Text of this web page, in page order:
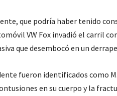
que podría haber tenido
VW Fox invadió el carril
que desembocó en un
fueron identificados como
en su cuerpo y la